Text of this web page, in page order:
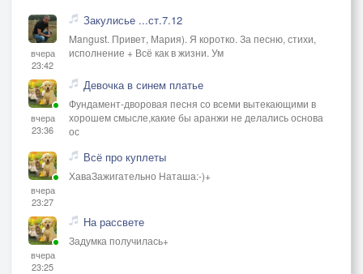
вчера
23:42
Закулисье ...ст.7.12
Mangust. Привет, Мария). Я коротко. За песню, стихи,
исполнение + Всё как в жизни. Ум
вчера
23:36
Девочка в синем платье
Фундамент-дворовая песня со всеми вытекающими в
хорошем смысле,какие бы аранжи не делались основа
ос
вчера
23:27
Всё про куплеты
ХаваЗажигательно Наташа:-)+
вчера
23:25
На рассвете
Задумка получилась+